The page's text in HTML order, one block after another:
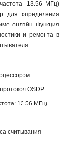
13.56 МГц)
для определения
онлайн Функция
и ремонта в
OSDP
13.56 МГц)
считывания